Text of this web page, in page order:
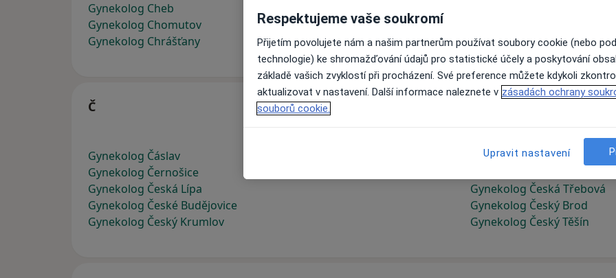
Gynekolog Cheb
Gynekolog Chomutov
Gynekolog Chrášťany
Gynekolog Chrudim
Č
Gynekolog Čáslav
Gynekolog Čelákovice
Gynekolog Černošice
Gynekolog Česká Lípa
Gynekolog Česká Třebová
Gynekolog České Budějovice
Gynekolog Český Brod
Gynekolog Český Krumlov
Gynekolog Český Těšín
Respektujeme vaše soukromí
Přijetím povolujete nám a našim partnerům používat soubory cookie (nebo
technologie) ke shromažďování údajů pro statistické účely a poskytování
základě vašich zvyklostí při procházení. Své preference můžete kdykoli
aktualizovat v nastavení. Další informace naleznete v zásadách ochrany
souborů cookie.
Upravit nastavení